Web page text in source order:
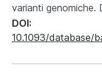
varianti genomiche.
DOI:
10.1093/database/